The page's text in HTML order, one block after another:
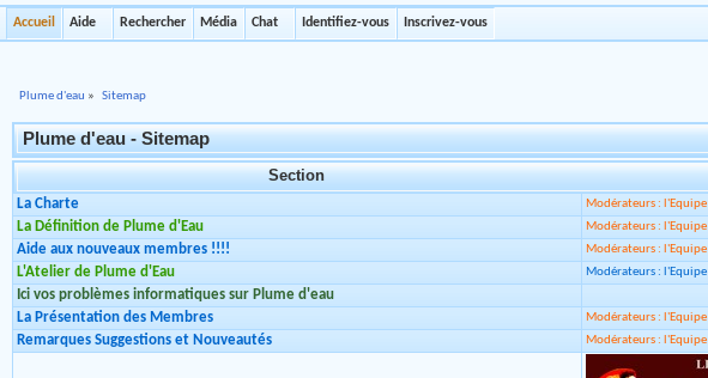
Accueil Aide Rechercher Média Chat Identifiez-vous Inscrivez-vous
Plume d'eau » Sitemap
Plume d'eau - Sitemap
Section
La Charte Modérateurs : l'Equipe
La Définition de Plume d'Eau
Modérateurs : l'Equipe
Aide aux nouveaux membres !!!!
Modérateurs : l'Equipe
L'Atelier de Plume d'Eau
Modérateurs : l'Equipe
Ici vos problèmes informatiques sur Plume d'eau
La Présentation des Membres
Modérateurs : l'Equipe
Remarques Suggestions et Nouveautés
Modérateurs : l'Equipe